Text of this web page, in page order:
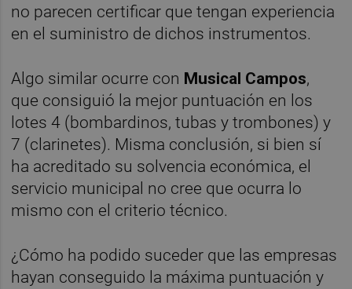
no parecen certificar que tengan experiencia
en el suministro de dichos instrumentos.
Algo similar ocurre con Musical Campos,
que consiguió la mejor puntuación en los
lotes 4 (bombardinos, tubas y trombones) y
7 (clarinetes). Misma conclusión, si bien sí
ha acreditado su solvencia económica, el
servicio municipal no cree que ocurra lo
mismo con el criterio técnico.
¿Cómo ha podido suceder que las empresas
hayan conseguido la máxima puntuación y